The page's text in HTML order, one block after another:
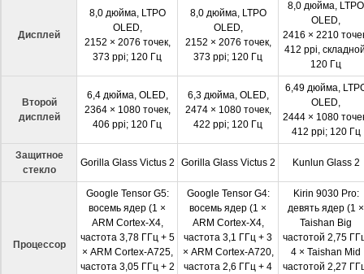
Дисплей
8,0 дюйма, LTPO
OLED,
2152 × 2076 точек,
373 ppi; 120 Гц
8,0 дюйма, LTPO
OLED,
2152 × 2076 точек,
373 ppi; 120 Гц
8,0 дюйма, LTPO
OLED,
2416 × 2210
412 ppi,
120 Гц
Второй
дисплей
6,4 дюйма, OLED,
2364 × 1080 точек,
406 ppi; 120 Гц
6,3 дюйма, OLED,
2474 × 1080 точек,
422 ppi; 120 Гц
6,49 дюйма,
OLED,
2444 × 1080
412 ppi; 120 Гц
Защитное
стекло
Gorilla Glass Victus 2 Gorilla Glass Victus 2 Kunlun Glass 2
Процессор
Google Tensor G5:
восемь ядер (1 ×
ARM Cortex-X4,
частота 3,78 ГГц + 5
× ARM Cortex-A725,
частота 3,05 ГГц + 2
Google Tensor G4:
восемь ядер (1 ×
ARM Cortex-X4,
частота 3,1 ГГц + 3
× ARM Cortex-A720,
частота 2,6 ГГц + 4
Kirin 9030 Pro:
девять ядер (1 ×
Taishan Big
частотой 2,75
4 × Taishan Mid
частотой 2,27